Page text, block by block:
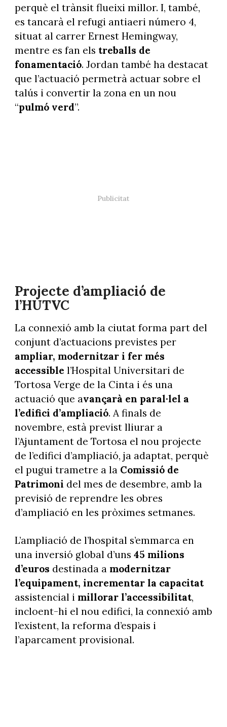
perquè el trànsit flueixi millor. I, també,
es tancarà el refugi antiaeri número 4,
situat al carrer Ernest Hemingway,
mentre es fan els treballs de
fonamentació. Jordan també ha destacat
que l’actuació permetrà actuar sobre el
talús i convertir la zona en un nou
“pulmó verd”.
Projecte d’ampliació de
l’HUTVC
La connexió amb la ciutat forma part del
conjunt d’actuacions previstes per
ampliar, modernitzar i fer més
accessible l’Hospital Universitari de
Tortosa Verge de la Cinta i és una
actuació que avançarà en paral·lel a
l’edifici d’ampliació. A finals de
novembre, està previst lliurar a
l’Ajuntament de Tortosa el nou projecte
de l’edifici d’ampliació, ja adaptat, perquè
el pugui trametre a la Comissió de
Patrimoni del mes de desembre, amb la
previsió de reprendre les obres
d’ampliació en les pròximes setmanes.
L’ampliació de l’hospital s’emmarca en
una inversió global d’uns 45 milions
d’euros destinada a modernitzar
l’equipament, incrementar la capacitat
assistencial i millorar l’accessibilitat,
incloent-hi el nou edifici, la connexió amb
l’existent, la reforma d’espais i
l’aparcament provisional.